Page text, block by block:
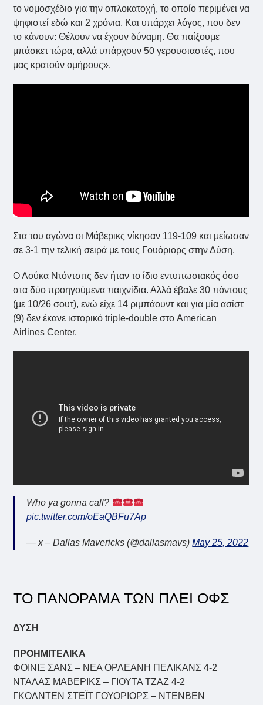
το νομοσχέδιο για την οπλοκατοχή, το οποίο περιμένει να
ψηφιστεί εδώ και 2 χρόνια. Και υπάρχει λόγος, που δεν
το κάνουν: Θέλουν να έχουν δύναμη. Θα παίξουμε
μπάσκετ τώρα, αλλά υπάρχουν 50 γερουσιαστές, που
μας κρατούν ομήρους».
Στα του αγώνα οι Μάβερικς νίκησαν 119-109 και μείωσαν
σε 3-1 την τελική σειρά με τους Γουόριορς στην Δύση.
Ο Λούκα Ντόντσιτς δεν ήταν το ίδιο εντυπωσιακός όσο
στα δύο προηγούμενα παιχνίδια. Αλλά έβαλε 30 πόντους
(με 10/26 σουτ), ενώ είχε 14 ριμπάουντ και για μία ασίστ
(9) δεν έκανε ιστορικό triple-double στο American
Airlines Center.
Who ya gonna call?
pic.twitter.com/oEaQBFu7Ap
— x – Dallas Mavericks (@dallasmavs)May 25, 2022
ΤΟ ΠΑΝΟΡΑΜΑ ΤΩΝ ΠΛΕΙ ΟΦΣ
ΔΥΣΗ
ΠΡΟΗΜΙΤΕΛΙΚΑ
ΦΟΙΝΙΞ ΣΑΝΣ – ΝΕΑ ΟΡΛΕΑΝΗ ΠΕΛΙΚΑΝΣ 4-2
ΝΤΑΛΑΣ ΜΑΒΕΡΙΚΣ – ΓΙΟΥΤΑ ΤΖΑΖ 4-2
ΓΚΟΛΝΤΕΝ ΣΤΕΪΤ ΓΟΥΟΡΙΟΡΣ – ΝΤΕΝΒΕΝ